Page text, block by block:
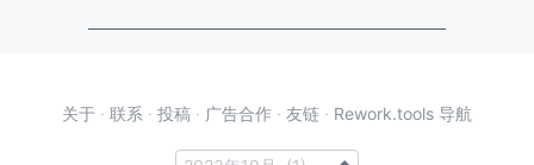
关于 · 联系 · 投稿 · 广告合作 · 友链 · Rework.tools 导航